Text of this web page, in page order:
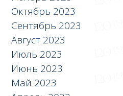
Октябрь 2023
Сентябрь 2023
Август 2023
Июль 2023
Июнь 2023
Май 2023